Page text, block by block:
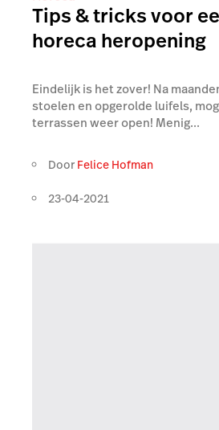
Tips & tricks voor
horeca heropening
Eindelijk is het zover! Na
stoelen en opgerolde luifels,
terrassen weer open! Menig...
Door Felice Hofman
23-04-2021